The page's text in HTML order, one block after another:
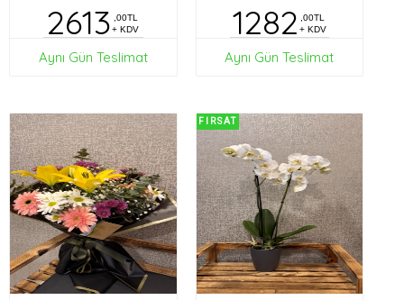
2613
,00TL
+ KDV
Aynı Gün Teslimat
1282
,00TL
+ KDV
Aynı Gün Teslimat
FIRSAT